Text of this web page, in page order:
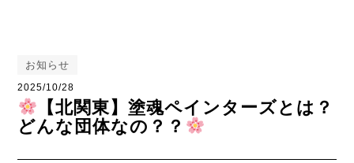
お知らせ
2025/10/28
【北関東】塗魂ペインターズとは？
どんな団体なの？？